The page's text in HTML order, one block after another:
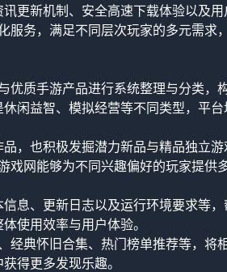
更新机制、安全高速下载体验以及
服务，满足不同层次玩家的多元需求
优质手游产品进行系统整理与分类，
闲益智、模拟经营等不同类型，平台
品，也积极发掘潜力新品与精品独立
戏网能够为不同兴趣偏好的玩家提供
息、更新日志以及运行环境要求等
使用效率与用户体验。
经典怀旧合集、热门榜单推荐等，将
得更多发现乐趣。